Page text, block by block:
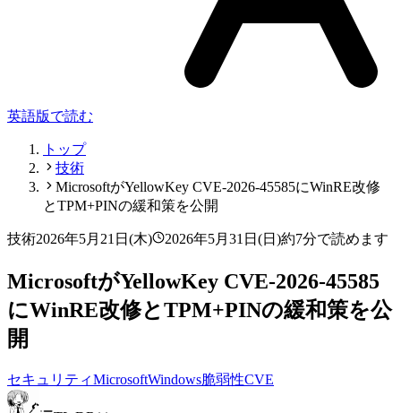
英語版で読む
トップ
技術
MicrosoftがYellowKey CVE-2026-45585にWinRE改修
とTPM+PINの緩和策を公開
技術2026年5月21日(木) 2026年5月31日(日)約7分で読めます
MicrosoftがYellowKey CVE-2026-45585
にWinRE改修とTPM+PINの緩和策を公
開
セキュリティMicrosoftWindows脆弱性CVE